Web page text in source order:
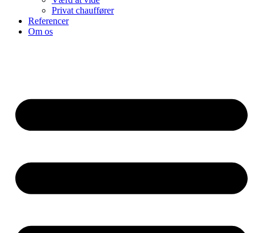
Privat chauffører
Referencer
Om os